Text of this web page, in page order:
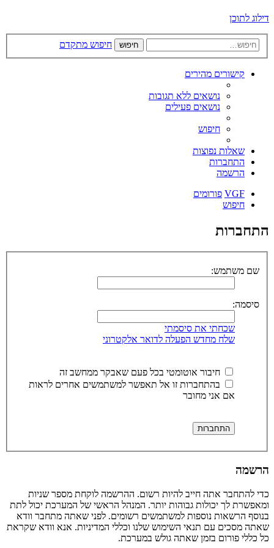
דילוג לתוכן
חיפוש חיפוש מתקדם
קישורים מהירים
נושאים ללא תגובות
נושאים פעילים
חיפוש
שאלות נפוצות
התחברות
הרשמה
VGF פורומים
חיפוש
התחברות
שם משתמש:
סיסמה:
שכחתי את סיסמתי
שלח מחדש הפעלה לדואר אלקטרוני
חיבור אוטומטי בכל פעם שאבקר ממחשב זה
בהתחברות זו אל תאפשר למשתמשים אחרים לראות
אם אני מחובר
הרשמה
כדי להתחבר אתה חייב להיות רשום. ההרשמה לוקחת מספר שניות
ומאפשרת לך יכולות גבוהות יותר. המנהל הראשי של המערכת יכול לתת
בנוסף הרשאות נוספות למשתמשים רשומים. לפני שאתה מתחבר וודא
שאתה מסכים עם תנאי השימוש שלנו וכללי המדיניות. אנא וודא שקראת
כל כללי פורום בזמן שאתה גולש במערכת.